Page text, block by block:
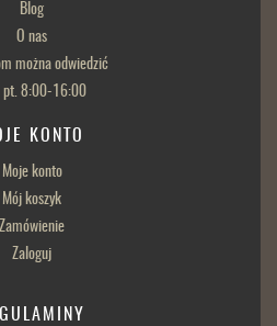
Blog
O nas
można odwiedzić
pt. 8:00-16:00
KONTO
Moje konto
Mój koszyk
Zamówienie
Zaloguj